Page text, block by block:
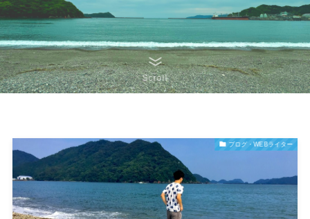
Scroll
ブログ・WEBライター